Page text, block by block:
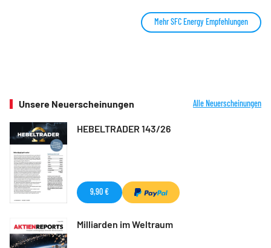
Mehr SFC Energy Empfehlungen
Unsere Neuerscheinungen Alle Neuerscheinungen
HEBELTRADER 143/26
9,90 €
Milliarden im Weltraum